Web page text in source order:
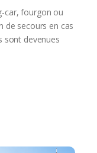
car, fourgon ou
de secours en cas
sont devenues